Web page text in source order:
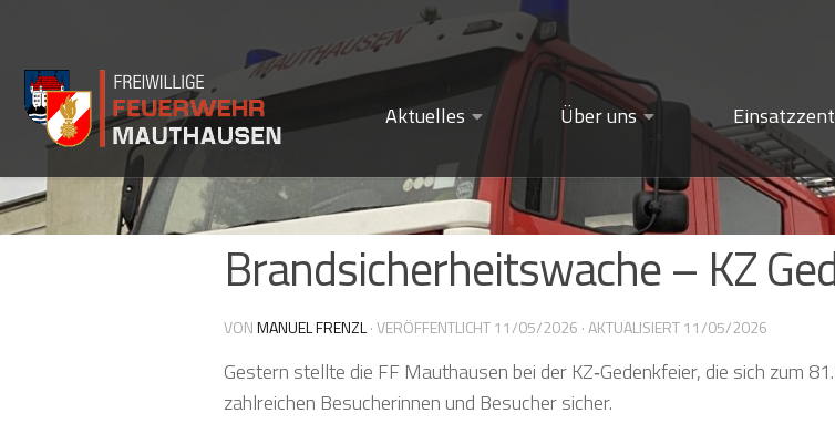
Aktuelles Über uns
Brandsicherheitswache – KZ
VONMANUEL FRENZL · VERÖFFENTLICHT11/05/2026 · AKTUALISIERT11/05/2026
Gestern stellte die FF Mauthausen bei der KZ‑Gedenkfeier, die sich zum
zahlreichen Besucherinnen und Besucher sicher.